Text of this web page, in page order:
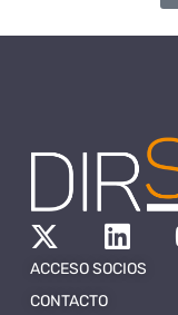
ACCESO SOCIOS
CONTACTO